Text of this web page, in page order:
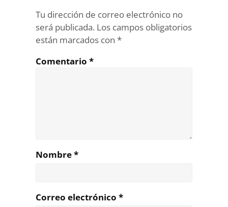
Tu dirección de correo electrónico no
será publicada. Los campos obligatorios
están marcados con *
Comentario *
Nombre*
Correo electrónico *